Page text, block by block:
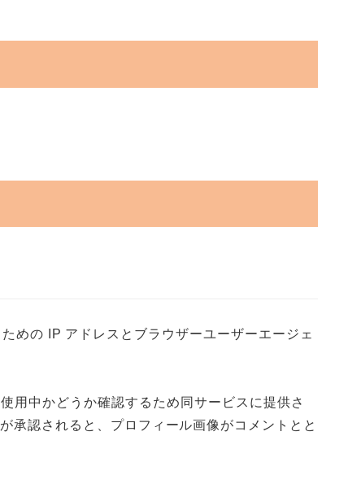
めの IP アドレスとブラウザーユーザーエージェ
用中かどうか確認するため同サービスに提供さ
認されると、プロフィール画像がコメントとと